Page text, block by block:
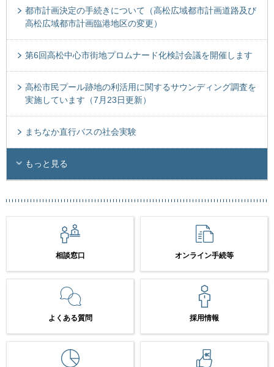
都市計画決定の手続きについて（高松広域都市計画道路及び
高松広域都市計画臨港地区の変更）
第6回高松中心市街地プロムナード化検討会議を開催します
高松市民プール跡地の利活用に関するサウンディング調査を
実施しています（7月23日更新）
まちなか直行バスの社会実験
もっと見る
相談窓口 オンライン手続等
よくある質問 採用情報